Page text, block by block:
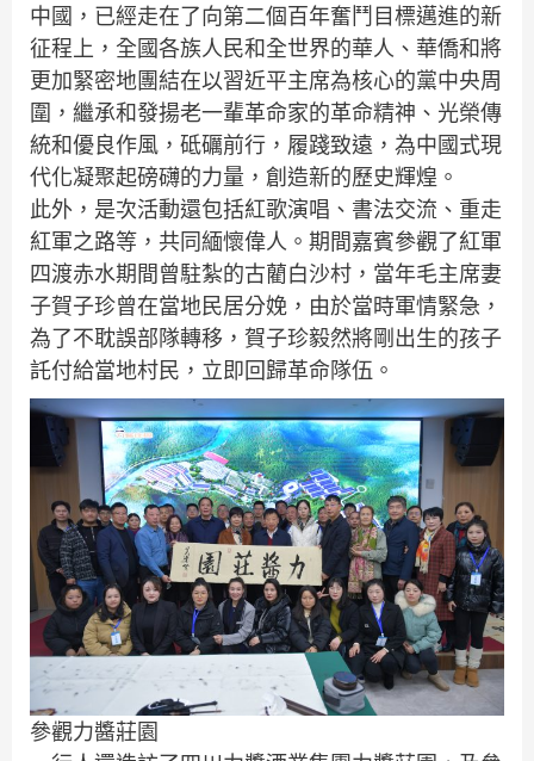
中國，已經走在了向第二個百年奮鬥目標邁進的新
征程上，全國各族人民和全世界的華人、華僑和將
更加緊密地團結在以習近平主席為核心的黨中央周
圍，繼承和發揚老一輩革命家的革命精神、光榮傳
統和優良作風，砥礪前行，履踐致遠，為中國式現
代化凝聚起磅礴的力量，創造新的歷史輝煌。
此外，是次活動還包括紅歌演唱、書法交流、重走
紅軍之路等，共同緬懷偉人。期間嘉賓參觀了紅軍
四渡赤水期間曾駐紮的古藺白沙村，當年毛主席妻
子賀子珍曾在當地民居分娩，由於當時軍情緊急，
為了不耽誤部隊轉移，賀子珍毅然將剛出生的孩子
託付給當地村民，立即回歸革命隊伍。
參觀力醬莊園